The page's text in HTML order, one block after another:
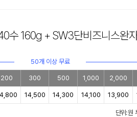
수 160g + SW3단비즈니스완
50개 이상 무료
200 300 500 1,000 2,000
14,500 14,300 14,100 13,900
단위: 원